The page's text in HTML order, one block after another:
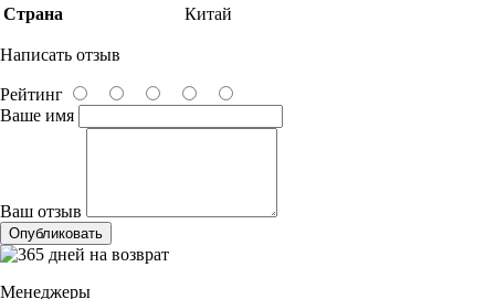
Страна
Китай
Написать отзыв
Рейтинг
Ваше имя
Ваш отзыв
Опубликовать
Менеджеры